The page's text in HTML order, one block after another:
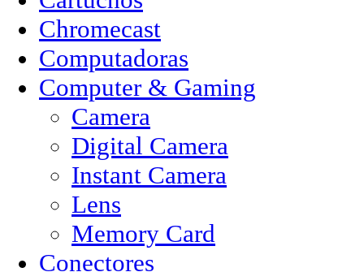
Chromecast
Computadoras
Computer & Gaming
Camera
Digital Camera
Instant Camera
Lens
Memory Card
Conectores